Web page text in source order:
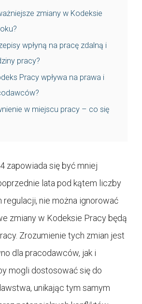
zmiany w Kodeksie
wpłyną na pracę zdalną i
pracy?
Pracy wpływa na prawa i
w miejscu pracy – co się
zapowiada się być mniej
lata pod kątem liczby
nie można ignorować
zmiany w Kodeksie Pracy będą
Zrozumienie tych zmian jest
dla pracodawców, jak i
mogli dostosować się do
unikając tym samym